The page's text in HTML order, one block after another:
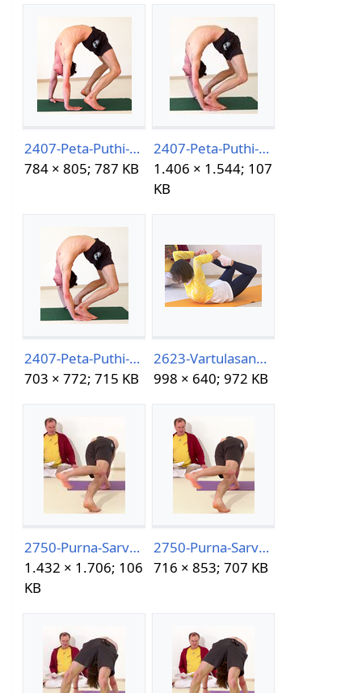
2407-Peta-Puthi-Asana-.png
784 × 805; 787 KB
2407-Peta-Puthi-Asana-06-06-13h50m39s488.jpg
1.406 × 1.544; 107
KB
2407-Peta-Puthi-Asana-06-06-13h50m39s488.png
703 × 772; 715 KB
2623-Vartulasana.png
998 × 640; 972 KB
2750-Purna-Sarvanga-Chakrasana06-07-14h43m25s172.jpg
1.432 × 1.706; 106
KB
2750-Purna-Sarvanga-Chakrasana06-07-14h43m25s172.png
716 × 853; 707 KB